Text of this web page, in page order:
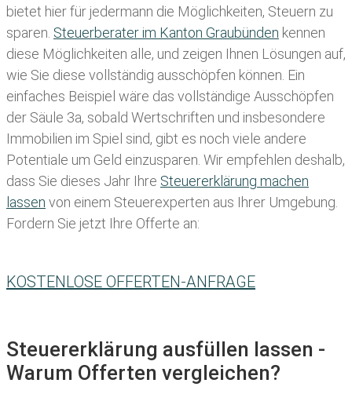
bietet hier für jedermann die Möglichkeiten, Steuern zu
sparen. Steuerberater im K anton Graubünden kennen
diese Möglichkeiten alle, und zeigen Ihnen Lösungen auf,
wie Sie diese vollständig ausschöpfen können. Ein
einfaches Beispiel wäre das vollständige Ausschöpfen
der Säule 3a, sobald Wertschriften und insbesondere
Immobilien im Spiel sind, gibt es noch viele andere
Potentiale um Geld einzusparen. Wir empfehlen deshalb,
dass Sie dieses Jahr Ihre Steuererklärung machen
lassen von einem Steuerexperten aus Ihrer Umgebung.
Fordern Sie jetzt Ihre Offerte an:
KOSTENLOSE OFFERTEN-ANFRAGE
Steuererklärung ausfüllen lassen -
Warum Offerten vergleichen?